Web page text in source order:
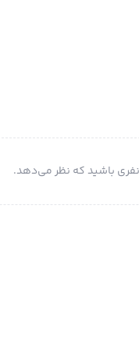
باشید که نظر می‌دهد.